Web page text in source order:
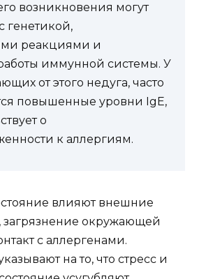
возникновения могут
генетикой,
реакциями и
иммунной системы. У
от этого недуга, часто
повышенные уровни IgE,
о
к аллергиям.
влияют внешние
загрязнение окружающей
с аллергенами.
на то, что стресс и